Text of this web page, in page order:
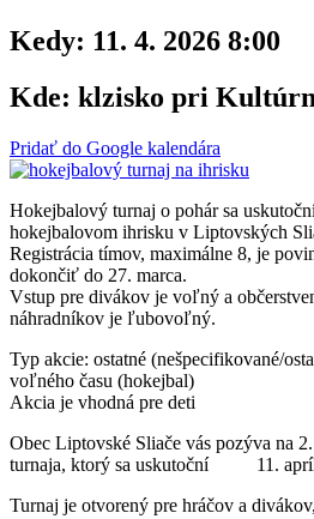
Kedy: 11. 4. 2026 8:00
Kde: klzisko pri
Pridať do Google kalendára
Hokejbalový turnaj o pohár sa
hokejbalovom ihrisku v Liptovských
Registrácia tímov, maximálne 8, je
dokončiť do 27. marca.
Vstup pre divákov je voľný a
náhradníkov je ľubovoľný.
Typ akcie: ostatné (nešpecifikované/
voľného času (hokejbal)
Akcia je vhodná pre deti
Obec Liptovské Sliače vás pozýva na
turnaja, ktorý sa uskutoční 11.
Turnaj je otvorený pre hráčov a